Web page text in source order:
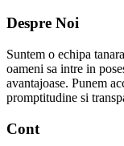
Despre Noi
Suntem o echipa
oameni sa intre in
avantajoase. Punem
promptitudine si
Cont